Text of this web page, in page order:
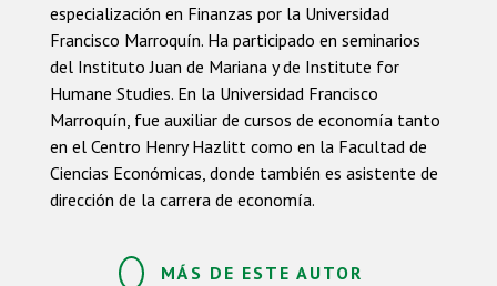
especialización en Finanzas por la Universidad
Francisco Marroquín. Ha participado en seminarios
del Instituto Juan de Mariana y de Institute for
Humane Studies. En la Universidad Francisco
Marroquín, fue auxiliar de cursos de economía tanto
en el Centro Henry Hazlitt como en la Facultad de
Ciencias Económicas, donde también es asistente de
dirección de la carrera de economía.
MÁS DE ESTE AUTOR